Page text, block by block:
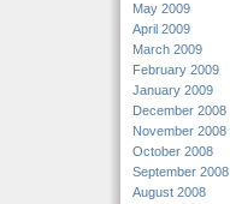
May 2009
April 2009
March 2009
February 2009
January 2009
December 2008
November 2008
October 2008
September 2008
August 2008